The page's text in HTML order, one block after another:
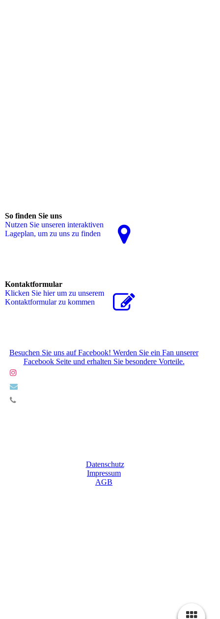
So finden Sie uns
Nutzen Sie unseren interaktiven
La­ge­plan, um zu uns zu finden
Kontaktformular
Klicken Sie hier um zu unserem
Kon­takt­for­mu­lar zu kommen
Besuchen Sie uns auf Facebook! Werden Sie ein Fan unserer
Facebook Seite und erhalten Sie besondere Vorteile.
Datenschutz
Impressum
AGB